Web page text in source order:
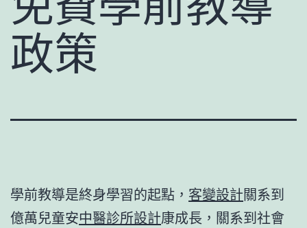
政策
學前教導是終身學習的起點， 客變設計關系到
億萬兒童安中醫診所設計康成長，關系到社會